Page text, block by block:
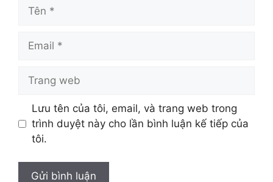
web
Lưu tên của tôi, email, và trang web trong
trình duyệt này cho lần bình luận kế tiếp của
tôi.